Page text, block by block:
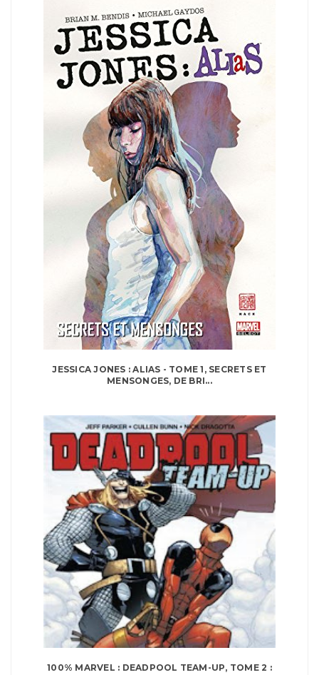
JESSICA JONES : ALIAS - TOME 1, SECRETS ET
MENSONGES, DE BRI...
100% MARVEL : DEADPOOL TEAM-UP, TOME 2 :